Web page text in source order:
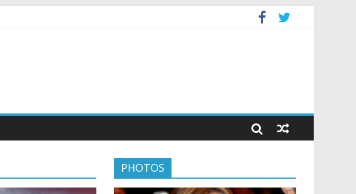
PHOTOS